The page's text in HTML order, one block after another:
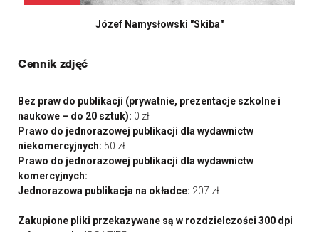
Józef Namysłowski "Skiba"
Cennik zdjęć
Bez praw do publikacji (prywatnie, prezentacje szkolne i
naukowe – do 20 sztuk): 0 zł
Prawo do jednorazowej publikacji dla wydawnictw
niekomercyjnych: 50 zł
Prawo do jednorazowej publikacji dla wydawnictw
komercyjnych:
Jednorazowa publikacja na okładce: 207 zł
Zakupione pliki przekazywane są w rozdzielczości 300 dpi